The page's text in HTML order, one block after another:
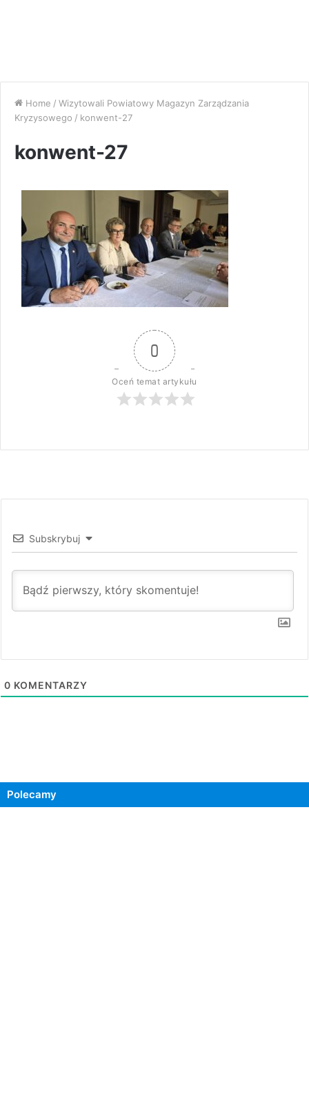
Home / Wizytowali Powiatowy Magazyn Zarządzania
Kryzysowego / konwent-27
konwent-27
0
Oceń temat artykułu
Subskrybuj
0 KOMENTARZY
Polecamy